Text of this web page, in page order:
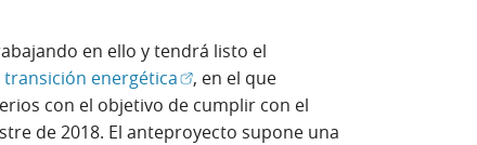
en ello y tendrá listo el
energética(Abrir en ventana nueva)
, en el que
con el objetivo de cumplir con el
de 2018. El anteproyecto supone una